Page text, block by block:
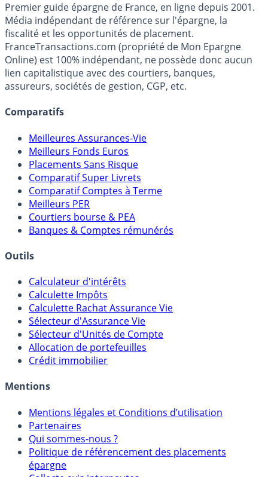
Premier guide épargne de France, en ligne depuis 2001.
Média indépendant de référence sur l'épargne, la
fiscalité et les opportunités de placement.
FranceTransactions.com (propriété de Mon Epargne
Online) est 100% indépendant, ne possède donc aucun
lien capitalistique avec des courtiers, banques,
assureurs, sociétés de gestion, CGP, etc.
Comparatifs
Meilleures Assurances-Vie
Meilleurs Fonds Euros
Placements Sans Risque
Comparatif Super Livrets
Comparatif Comptes à Terme
Meilleurs PER
Courtiers bourse & PEA
Banques & Comptes rémunérés
Outils
Calculateur d'intérêts
Calculette Impôts
Calculette Rachat Assurance Vie
Sélecteur d'Assurance Vie
Sélecteur d'Unités de Compte
Allocation de portefeuilles
Crédit immobilier
Mentions
Mentions légales et Conditions d’utilisation
Partenaires
Qui sommes-nous ?
Politique de référencement des placements
épargne